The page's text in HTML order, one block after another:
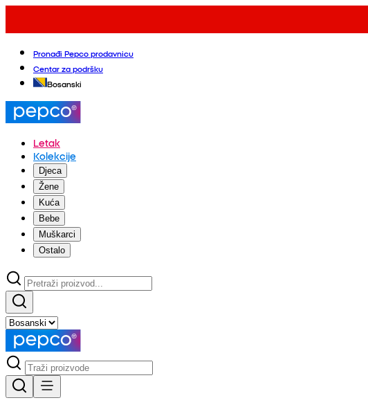
Pronađi Pepco prodavnicu
Centar za podršku
Bosanski
Letak
Kolekcije
Djeca
Žene
Kuća
Bebe
Muškarci
Ostalo